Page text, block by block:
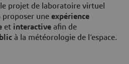
projet de laboratoire virtuel
proposer une expérience
et interactive afin de
à la météorologie de l’espace.